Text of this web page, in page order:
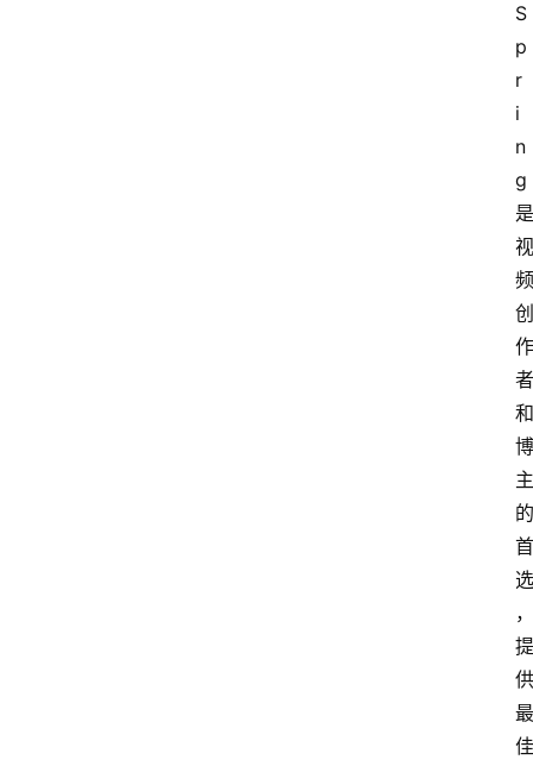
S
p
r
i
n
g
是
视
频
创
作
者
和
博
主
的
首
选
，
提
供
最
佳